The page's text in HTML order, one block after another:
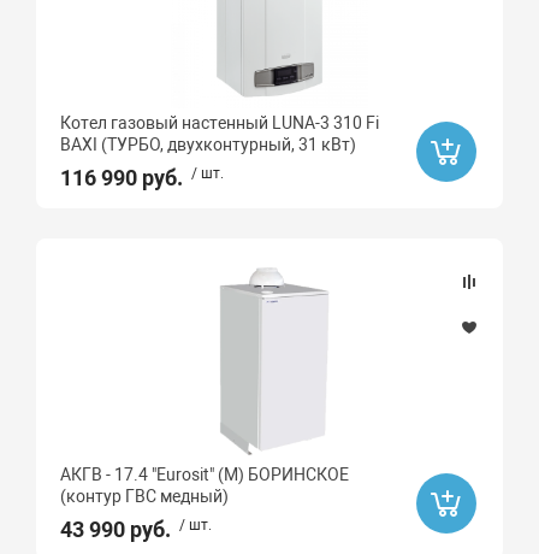
Котел газовый настенный LUNA-3 310 Fi
BAXI (ТУРБО, двухконтурный, 31 кВт)
116 990 руб. / шт.
АКГВ - 17.4 "Eurosit" (М) БОРИНСКОЕ
(контур ГВС медный)
43 990 руб. / шт.